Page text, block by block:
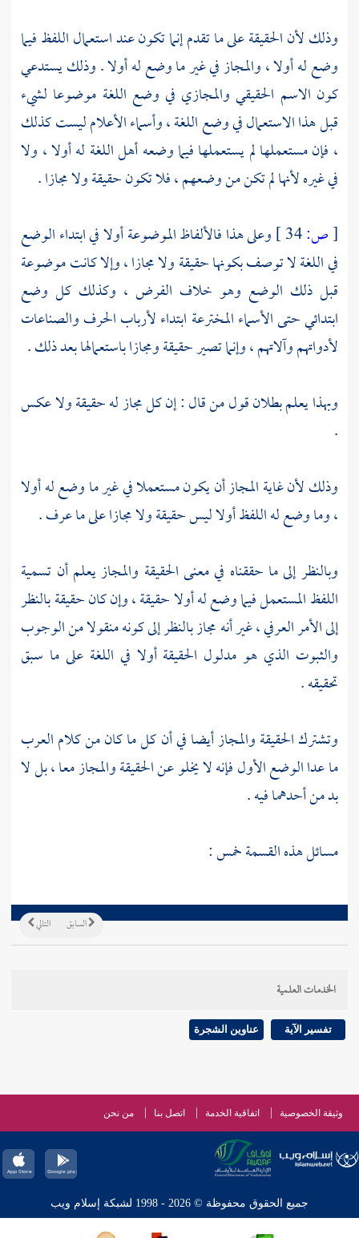
وذلك لأن الحقيقة على ما تقدم إنما تكون عند استعمال اللفظ فيما
وضع له أولا ، والمجاز في غير ما وضع له أولا . وذلك يستدعي
كون الاسم الحقيقي والمجازي في وضع اللغة موضوعا لشيء
قبل هذا الاستعمال في وضع اللغة ، وأسماء الأعلام ليست كذلك
، فإن مستعملها لم يستعملها فيما وضعه أهل اللغة له أولا ، ولا
في غيره لأنها لم تكن من وضعهم ، فلا تكون حقيقة ولا مجازا .
[ص:
وعلى هذا فالألفاظ الموضوعة أولا في ابتداء الوضع
في اللغة لا توصف بكونها حقيقة ولا مجازا ، وإلا كانت موضوعة
قبل ذلك الوضع وهو خلاف الفرض ، وكذلك كل وضع
ابتدائي حتى الأسماء المخترعة ابتداء لأرباب الحرف والصناعات
لأدواتهم وآلاتهم ، وإنما تصير حقيقة ومجازا باستعمالها بعد ذلك .
وبهذا يعلم بطلان قول من قال : إن كل مجاز له حقيقة ولا عكس
.
وذلك لأن غاية المجاز أن يكون مستعملا في غير ما وضع له أولا
، وما وضع له اللفظ أولا ليس حقيقة ولا مجازا على ما عرف .
وبالنظر إلى ما حققناه في معنى الحقيقة والمجاز يعلم أن تسمية
اللفظ المستعمل فيما وضع له أولا حقيقة ، وإن كان حقيقة بالنظر
إلى الأمر العرفي ، غير أنه مجاز بالنظر إلى كونه منقولا من الوجوب
والثبوت الذي هو مدلول الحقيقة أولا في اللغة على ما سبق
تحقيقه .
وتشترك الحقيقة والمجاز أيضا في أن كل ما كان من كلام العرب
ما عدا الوضع الأول فإنه لا يخلو عن الحقيقة والمجاز معا ، بل لا
بد من أحدهما فيه .
مسائل هذه القسمة خمس :
التالي السابق
الخدمات العلمية
تفسير الآية عناوين الشجرة
وثيقة الخصوصية اتفاقية الخدمة اتصل بنا من نحن
جميع الحقوق محفوظة © 2026 - 1998 لشبكة إسلام ويب